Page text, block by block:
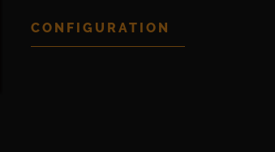
CONFIGURATION